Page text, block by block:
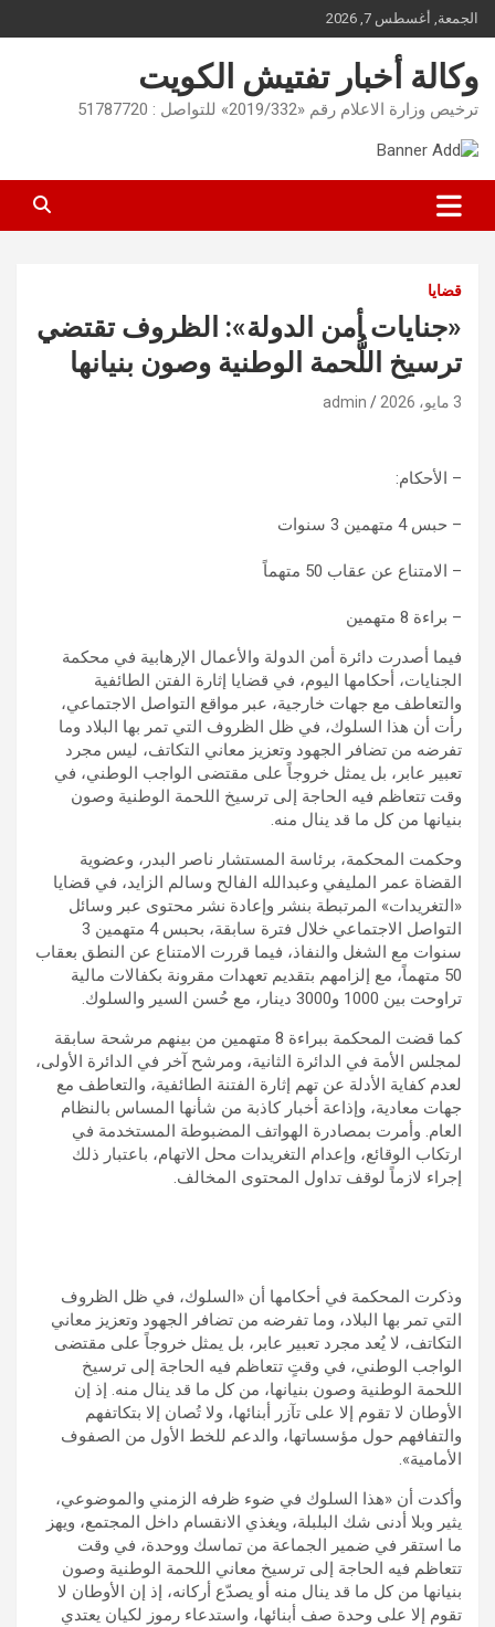
Skip
to
content
الجمعة, أغسطس 7, 2026
وكالة أخبار تفتيش الكويت
ترخيص وزارة الاعلام رقم «2019/332» للتواصل : 51787720
قضايا
«جنايات أمن الدولة»: الظروف تقتضي
ترسيخ اللُّحمة الوطنية وصون بنيانها
3 مايو، 2026 admin
– الأحكام:
– حبس 4 متهمين 3 سنوات
– الامتناع عن عقاب 50 متهماً
– براءة 8 متهمين
فيما أصدرت دائرة أمن الدولة والأعمال الإرهابية في محكمة
الجنايات، أحكامها اليوم، في قضايا إثارة الفتن الطائفية
والتعاطف مع جهات خارجية، عبر مواقع التواصل الاجتماعي،
رأت أن هذا السلوك، في ظل الظروف التي تمر بها البلاد وما
تفرضه من تضافر الجهود وتعزيز معاني التكاتف، ليس مجرد
تعبير عابر، بل يمثل خروجاً على مقتضى الواجب الوطني، في
وقت تتعاظم فيه الحاجة إلى ترسيخ اللحمة الوطنية وصون
بنيانها من كل ما قد ينال منه.
وحكمت المحكمة، برئاسة المستشار ناصر البدر، وعضوية
القضاة عمر المليفي وعبدالله الفالح وسالم الزايد، في قضايا
«التغريدات» المرتبطة بنشر وإعادة نشر محتوى عبر وسائل
التواصل الاجتماعي خلال فترة سابقة، بحبس 4 متهمين 3
سنوات مع الشغل والنفاذ، فيما قررت الامتناع عن النطق بعقاب
50 متهماً، مع إلزامهم بتقديم تعهدات مقرونة بكفالات مالية
تراوحت بين 1000 و3000 دينار، مع حُسن السير والسلوك.
كما قضت المحكمة ببراءة 8 متهمين من بينهم مرشحة سابقة
لمجلس الأمة في الدائرة الثانية، ومرشح آخر في الدائرة الأولى،
لعدم كفاية الأدلة عن تهم إثارة الفتنة الطائفية، والتعاطف مع
جهات معادية، وإذاعة أخبار كاذبة من شأنها المساس بالنظام
العام. وأمرت بمصادرة الهواتف المضبوطة المستخدمة في
ارتكاب الوقائع، وإعدام التغريدات محل الاتهام، باعتبار ذلك
إجراء لازماً لوقف تداول المحتوى المخالف.
وذكرت المحكمة في أحكامها أن «السلوك، في ظل الظروف
التي تمر بها البلاد، وما تفرضه من تضافر الجهود وتعزيز معاني
التكاتف، لا يُعد مجرد تعبير عابر، بل يمثل خروجاً على مقتضى
الواجب الوطني، في وقتٍ تتعاظم فيه الحاجة إلى ترسيخ
اللحمة الوطنية وصون بنيانها، من كل ما قد ينال منه. إذ إن
الأوطان لا تقوم إلا على تآزر أبنائها، ولا تُصان إلا بتكاتفهم
والتفافهم حول مؤسساتها، والدعم للخط الأول من الصفوف
الأمامية».
وأكدت أن «هذا السلوك في ضوء ظرفه الزمني والموضوعي،
يثير وبلا أدنى شك البلبلة، ويغذي الانقسام داخل المجتمع، ويهز
ما استقر في ضمير الجماعة من تماسك ووحدة، في وقت
تتعاظم فيه الحاجة إلى ترسيخ معاني اللحمة الوطنية وصون
بنيانها من كل ما قد ينال منه أو يصدّع أركانه، إذ إن الأوطان لا
تقوم إلا على وحدة صف أبنائها، واستدعاء رموز لكيان يعتدي